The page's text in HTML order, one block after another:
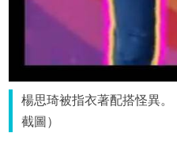
楊思琦被指衣著配搭怪異
截圖）